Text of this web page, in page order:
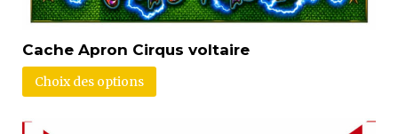
Cache Apron Cirqus voltaire
Choix des options